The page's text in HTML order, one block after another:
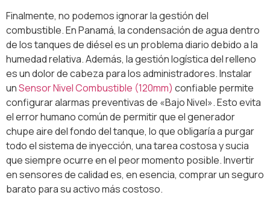
Finalmente, no podemos ignorar la gestión del
combustible. En Panamá, la condensación de agua dentro
de los tanques de diésel es un problema diario debido a la
humedad relativa. Además, la gestión logística del relleno
es un dolor de cabeza para los administradores. Instalar
unSensor Nivel Combustible (120mm) confiable permite
configurar alarmas preventivas de «Bajo Nivel». Esto evita
el error humano común de permitir que el generador
chupe aire del fondo del tanque, lo que obligaría a purgar
todo el sistema de inyección, una tarea costosa y sucia
que siempre ocurre en el peor momento posible. Invertir
en sensores de calidad es, en esencia, comprar un seguro
barato para su activo más costoso.